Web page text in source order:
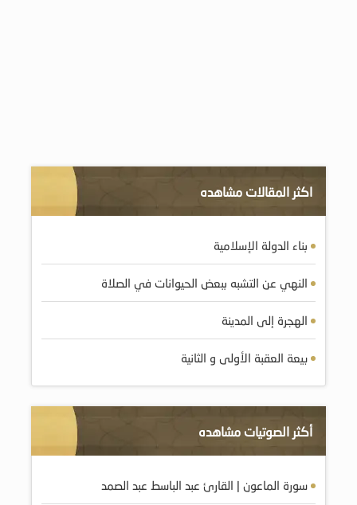
اكثر المقالات مشاهده
بناء الدولة الإسلامية
النهي عن التشبه ببعض الحيوانات في الصلاة
الهجرة إلى المدينة
بيعة العقبة الأولى و الثانية
أكثر الصوتيات مشاهده
سورة الماعون | القارئ عبد الباسط عبد الصمد